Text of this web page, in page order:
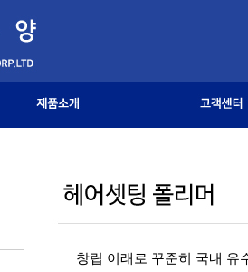
창립 이래로 꾸준히 국내 유